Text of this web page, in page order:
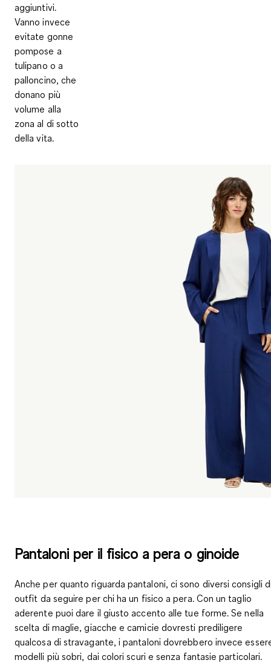
aggiuntivi.
Vanno invece
evitate gonne
pompose a
tulipano o a
palloncino, che
donano più
volume alla
zona al di sotto
della vita.
Pantaloni per il fisico a pera o ginoide
Anche per quanto riguarda pantaloni, ci sono diversi consigli
outfit da seguire per chi ha un fisico a pera. Con un taglio
aderente puoi dare il giusto accento alle tue forme. Se nella
scelta di maglie, giacche e camicie dovresti prediligere
qualcosa di stravagante,i pantaloni dovrebbero invece
modelli più sobri, dai colori scurie senza fantasie particolari.